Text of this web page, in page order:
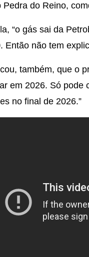
Pedra do Reino,
“o gás sai da
Então não tem
também, que o
em 2026. Só pode
no final de 2026.”